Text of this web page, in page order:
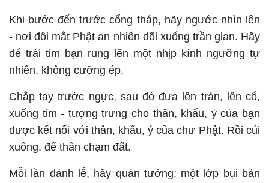
Khi bước đến trước cổng tháp, hãy ngước nhìn lên
- nơi đôi mắt Phật an nhiên dõi xuống trần gian. Hãy
để trái tim bạn rung lên một nhịp kính ngưỡng tự
nhiên, không cưỡng ép.
Chắp tay trước ngực, sau đó đưa lên trán, lên cổ,
xuống tim - tượng trưng cho thân, khẩu, ý của bạn
được kết nối với thân, khẩu, ý của chư Phật. Rồi cúi
xuống, để thân chạm đất.
Mỗi lần đảnh lễ, hãy quán tưởng: một lớp bụi bản